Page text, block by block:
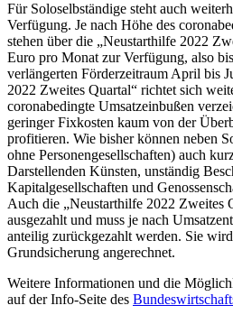
Für Soloselbständige steht auch
Verfügung. Je nach Höhe des
stehen über die „Neustarthilfe 2022
Euro pro Monat zur Verfügung, also
verlängerten Förderzeitraum April bis
2022 Zweites Quartal“ richtet sich
coronabedingte Umsatzeinbußen
geringer Fixkosten kaum von der
profitieren. Wie bisher können neben
ohne Personengesellschaften) auch
Darstellenden Künsten, unständig
Kapitalgesellschaften und
Auch die „Neustarthilfe 2022 Zweites
ausgezahlt und muss je nach
anteilig zurückgezahlt werden. Sie
Grundsicherung angerechnet.
Weitere Informationen und die
auf der Info-Seite des